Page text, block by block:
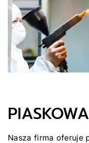
Nasza firma oferuje